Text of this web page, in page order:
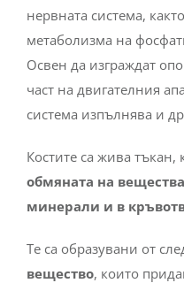
нервната система,
метаболизма на
Освен да изграждат
част на двигателния
система изпълнява и
Костите са жива тъкан,
обмяната на
минерали и в
Те са образувани от
вещество, които